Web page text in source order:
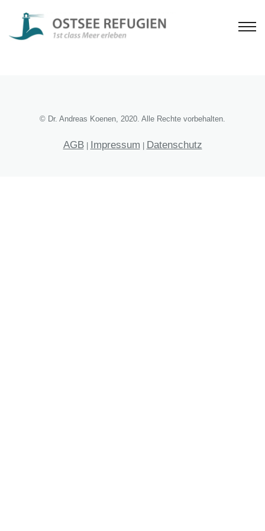
© Dr. Andreas Koenen, 2020. Alle Rechte vorbehalten.
AGB| Impressum Datenschutz